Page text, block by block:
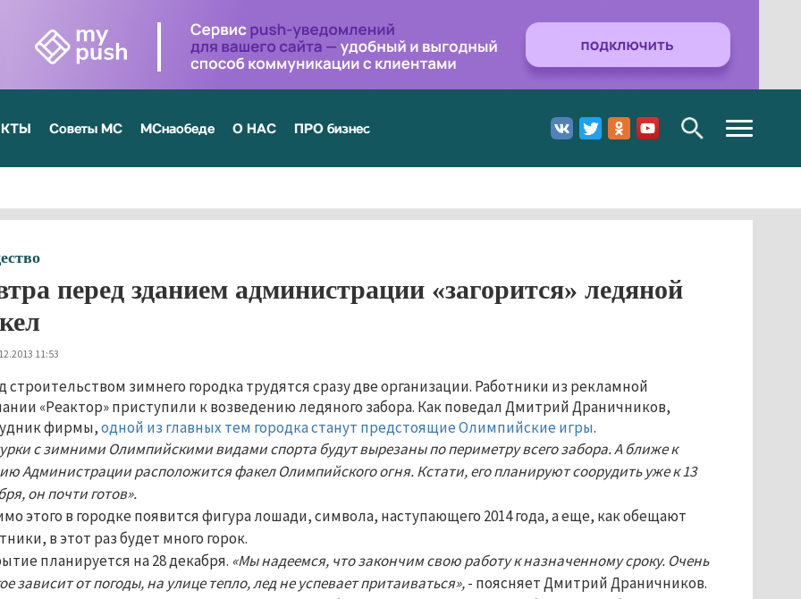
Советы МС МСнаобеде О НАС ПРО бизнес
Toggle
navigation
перед зданием администрации «загорится» ледяной
11:53
строительством зимнего городка трудятся сразу две организации. Работники из рекламной
«Реактор» приступили к возведению ледяного забора. Как поведал Дмитрий Драничников,
фирмы,одной из главных тем городка станут предстоящие Олимпийские игры.
с зимними Олимпийскими видами спорта будут вырезаны по периметру всего забора. А ближе к
Администрации расположится факел Олимпийского огня. Кстати, его планируют соорудить уже к 13
он почти готов».
этого в городке появится фигура лошади, символа, наступающего 2014 года, а еще, как обещают
в этот раз будет много горок.
планируется на 28 декабря. «Мы надеемся, что закончим свою работу к назначенному сроку. Очень
зависит от погоды, на улице тепло, лед не успевает притаиваться»,- поясняет Дмитрий Драничников.